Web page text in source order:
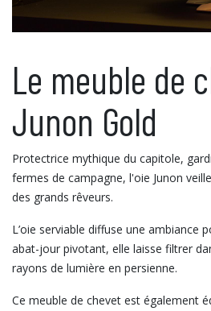
Le meuble de
Junon Gold
Protectrice mythique du capitole,
fermes de campagne, l'oie Junon
des grands rêveurs.
L’oie serviable diffuse une ambiance
abat-jour pivotant, elle laisse filtrer
rayons de lumière en persienne.
Ce meuble de chevet est également